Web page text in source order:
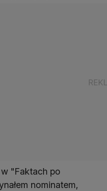
"Faktach po
nominatem,